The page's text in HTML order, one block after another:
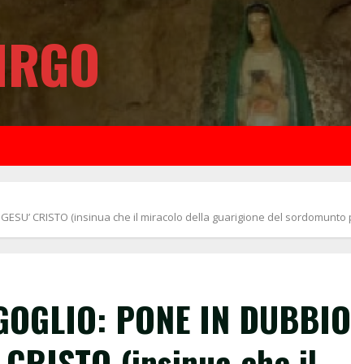
DI GESU’ CRISTO (insinua che il miracolo della guarigione del
PONE IN DUBBIO